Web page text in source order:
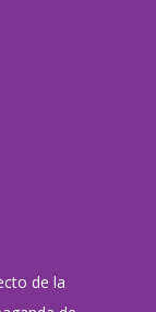
de la